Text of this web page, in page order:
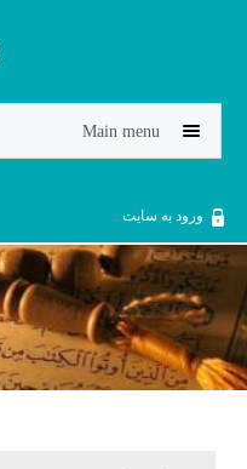
Main menu
ورود به سایت